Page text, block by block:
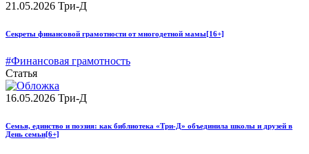
21.05.2026 Три-Д
Секреты финансовой грамотности от многодетной мамы[16+]
#Финансовая грамотность
Статья
16.05.2026 Три-Д
Семья, единство и поэзия: как библиотека «Три-Д» объединила школы и друзей в
День семьи[6+]